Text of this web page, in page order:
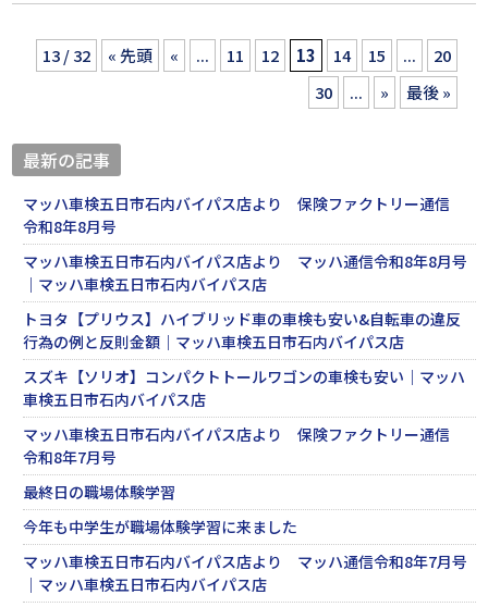
13 / 32 « 先頭 « ... 11 12 13 14 15 ...
20
30
... » 最後 »
最新の記事
マッハ車検五日市石内バイパス店より 保険ファクトリー通信
令和8年8月号
マッハ車検五日市石内バイパス店より マッハ通信令和8年8月号
｜マッハ車検五日市石内バイパス店
トヨタ【プリウス】ハイブリッド車の車検も安い&自転車の違反
行為の例と反則金額｜マッハ車検五日市石内バイパス店
スズキ【ソリオ】コンパクトトールワゴンの車検も安い｜マッハ
車検五日市石内バイパス店
マッハ車検五日市石内バイパス店より 保険ファクトリー通信
令和8年7月号
最終日の職場体験学習
今年も中学生が職場体験学習に来ました
マッハ車検五日市石内バイパス店より マッハ通信令和8年7月号
｜マッハ車検五日市石内バイパス店